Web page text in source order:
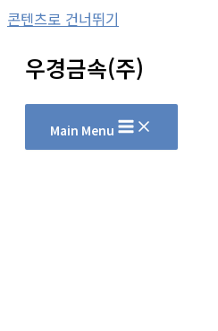
콘텐츠로 건너뛰기
우경금속(주)
Main Menu